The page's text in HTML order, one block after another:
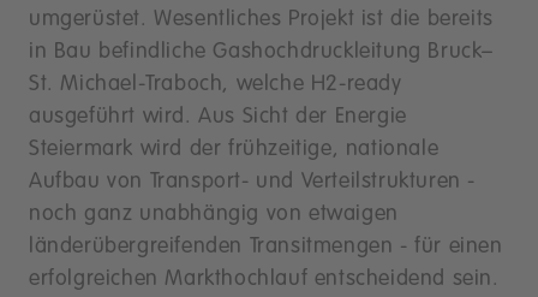
umgerüstet. Wesentliches Projekt ist die bereits
in Bau befindliche Gashochdruckleitung Bruck–
St. Michael-Traboch, welche H2-ready
ausgeführt wird. Aus Sicht der Energie
Steiermark wird der frühzeitige, nationale
Aufbau von Transport- und Verteilstrukturen -
noch ganz unabhängig von etwaigen
länderübergreifenden Transitmengen - für einen
erfolgreichen Markthochlauf entscheidend sein.